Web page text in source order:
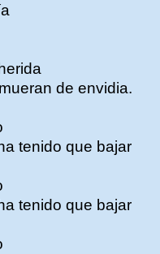
de envidia.
tenido que bajar
tenido que bajar